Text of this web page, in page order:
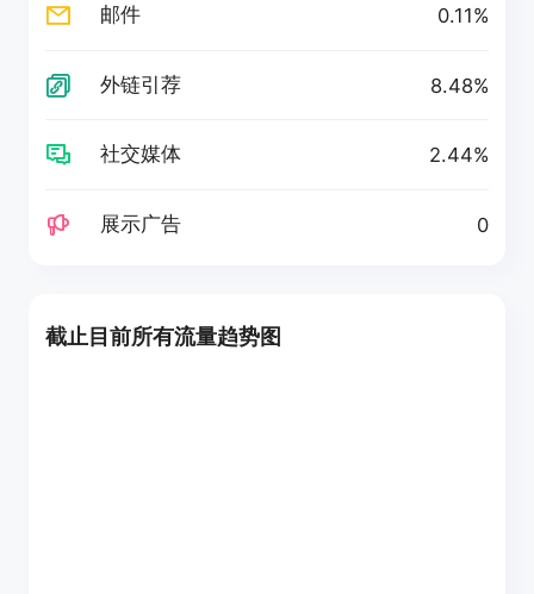
邮件 0.11%
外链引荐 8.48%
社交媒体 2.44%
展示广告 0
截止目前所有流量趋势图